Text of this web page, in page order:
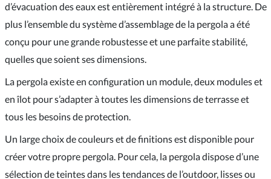
d’évacuation des eaux est entièrement intégré à la structure. De
plus l’ensemble du système d’assemblage de la pergola a été
conçu pour une grande robustesse et une parfaite stabilité,
quelles que soient ses dimensions.
La pergola existe en configuration un module, deux modules et
en îlot pour s’adapter à toutes les dimensions de terrasse et
tous les besoins de protection.
Un large choix de couleurs et de finitions est disponible pour
créer votre propre pergola. Pour cela, la pergola dispose d’une
sélection de teintes dans les tendances de l’outdoor, lisses ou